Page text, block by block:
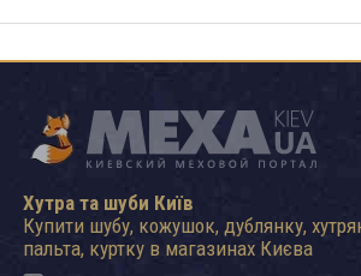
Хутра та шуби Київ
Купити шубу, кожушок, дублянку,
пальта, куртку в магазинах Києва